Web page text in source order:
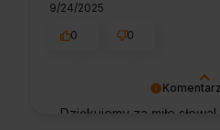
Dziękujemy za miłe
9/24/2025
0
0